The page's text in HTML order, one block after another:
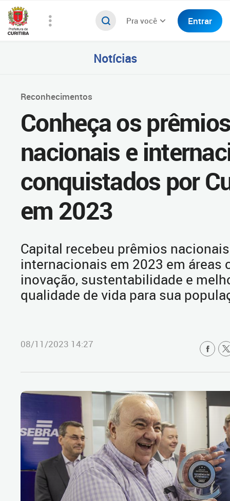
Pra você Entrar
Notícias
Reconhecimentos
Conheça os
nacionais e
conquistados por
em 2023
Capital recebeu prêmios
internacionais em 2023 em áreas
inovação, sustentabilidade e
qualidade de vida para sua
08/11/2023 14:27